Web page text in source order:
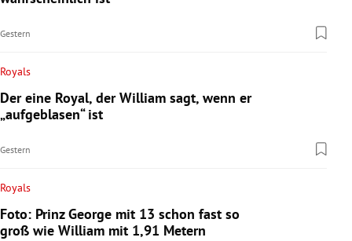
Gestern
Royals
Der eine Royal, der William sagt, wenn er
„aufgeblasen“ ist
Gestern
Royals
Foto: Prinz George mit 13 schon fast so
groß wie William mit 1,91 Metern